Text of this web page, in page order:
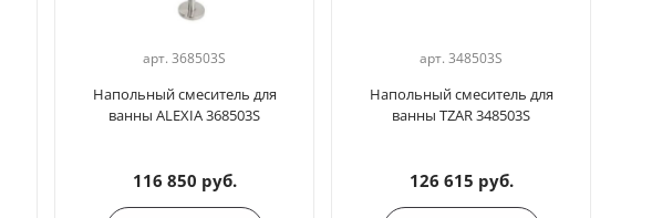
арт.368503S
Напольный смеситель для
ванны ALEXIA 368503S
116 850 руб.
арт.348503S
Напольный смеситель для
ванны TZAR 348503S
126 615 руб.